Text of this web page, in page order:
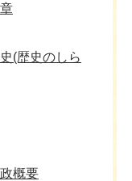
(歴史のしら
概要